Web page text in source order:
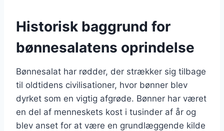
Historisk baggrund for
bønnesalatens oprindelse
Bønnesalat har rødder, der strækker sig tilbage
til oldtidens civilisationer, hvor bønner blev
dyrket som en vigtig afgrøde. Bønner har været
en del af menneskets kost i tusinder af år og
blev anset for at være en grundlæggende kilde